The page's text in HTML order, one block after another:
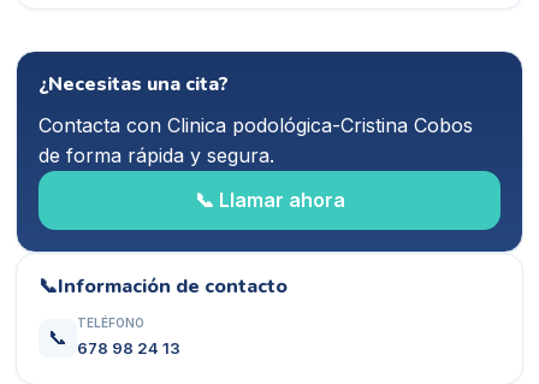
¿Necesitas una cita?
Contacta conClinica podológica-Cristina Cobos
de forma rápida y segura.
📞 Llamar ahora
📞Información de contacto
📞
TELÉFONO
678 98 24 13